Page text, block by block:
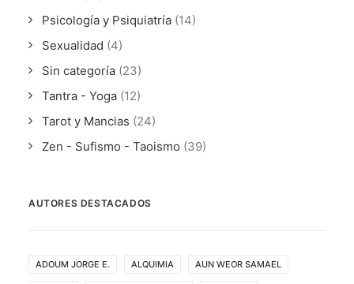
Psicología y Psiquiatría (14)
Sexualidad (4)
Sin categoría (23)
Tantra - Yoga (12)
Tarot y Mancias (24)
Zen - Sufismo - Taoismo (39)
AUTORES DESTACADOS
ADOUM JORGE E. ALQUIMIA AUN WEOR SAMAEL